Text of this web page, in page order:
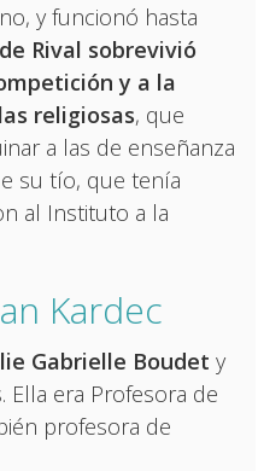
y funcionó hasta
Rival sobrevivió
y a la
religiosas, que
a las de enseñanza
su tío, que tenía
al Instituto a la
Kardec
Gabrielle Boudet y
Ella era Profesora de
profesora de